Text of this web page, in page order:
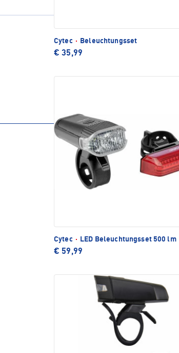
Cytec · Beleuchtungsset
€ 35,99
Cytec · LED Beleuchtungsset 500 lm
€ 59,99